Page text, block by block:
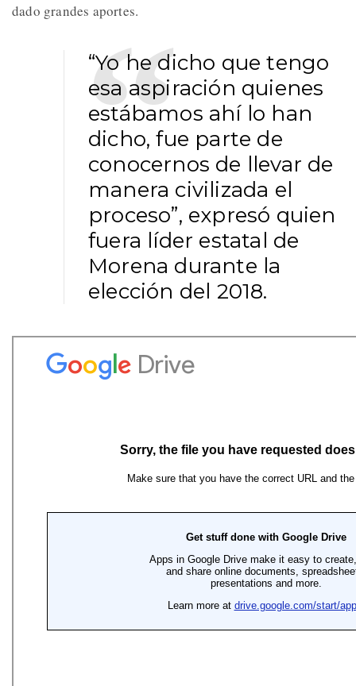
dado grandes aportes.
“Yo he dicho que tengo
esa aspiración quienes
estábamos ahí lo han
dicho, fue parte de
conocernos de llevar de
manera civilizada el
proceso”, expresó quien
fuera líder estatal de
Morena durante la
elección del 2018.